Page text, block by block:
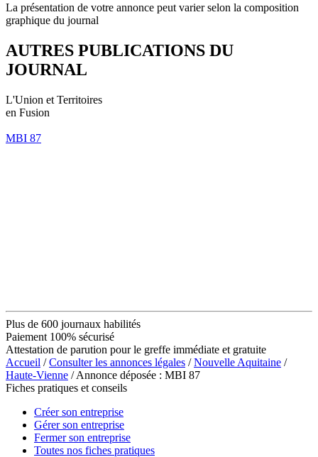
La présentation de votre annonce peut varier selon la composition
graphique du journal
AUTRES PUBLICATIONS DU
JOURNAL
L'Union et Territoires
en Fusion
MBI 87
Plus de 600 journaux habilités
Paiement 100% sécurisé
Attestation de parution pour le greffe immédiate et gratuite
Accueil /Consulter les annonces légales /Nouvelle Aquitaine /
Haute-Vienne / Annonce déposée : MBI 87
Fiches pratiques et conseils
Créer son entreprise
Gérer son entreprise
Fermer son entreprise
Toutes nos fiches pratiques